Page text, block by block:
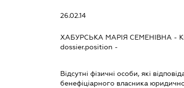
26.02.14
ХАБУРСЬКА МАРІЯ СЕМЕНІВНА -
dossier.position -
Відсутні фізичні особи, які
бенефіціарного власника